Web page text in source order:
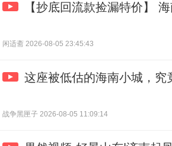
【抄底回流款捡漏特价】
闲适斋 2026-08-05 23:45:43
这座被低估的海南小城，究
战争黑匣子 2026-08-05 11:09:14